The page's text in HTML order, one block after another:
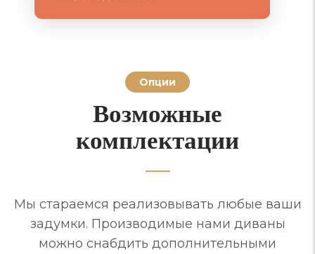
Опции
Возможные
комплектации
Мы стараемся реализовывать любые ваши
задумки. Производимые нами диваны
можно снабдить дополнительными